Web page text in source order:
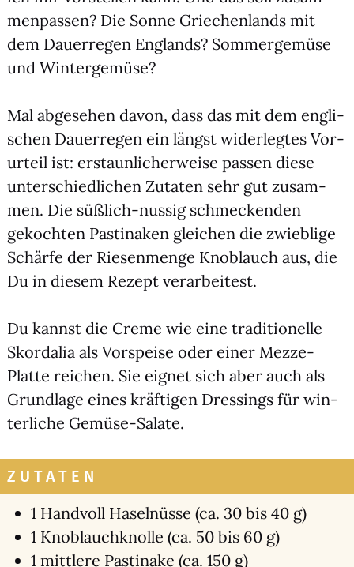
men­pas­sen? Die Son­ne Grie­chen­lands mit
dem Dau­er­re­gen Eng­lands? Som­mer­ge­mü­se
und Win­ter­ge­mü­se?
Mal abge­se­hen davon, dass das mit dem eng­li­
schen Dau­er­re­gen ein längst wider­leg­tes Vor­
ur­teil ist: erstaun­li­cher­wei­se pas­sen die­se
unter­schied­li­chen Zuta­ten sehr gut zusam­
men. Die süß­lich-nussig schme­cken­den
gekoch­ten Pas­ti­na­ken glei­chen die zwieb­li­ge
Schär­fe der Rie­sen­men­ge Knob­lauch aus, die
Du in die­sem Rezept ver­ar­bei­test.
Du kannst die Creme wie eine tra­di­tio­nel­le
Skord­a­lia als Vor­spei­se oder einer Mez­ze-
Plat­te rei­chen. Sie eig­net sich aber auch als
Grund­la­ge eines kräf­ti­gen Dres­sings für win­
ter­li­che Gemü­se-Sala­te.
ZUTATEN
1 Hand­voll Hasel­nüs­se (ca. 30 bis 40 g)
1 Knob­lauch­knol­le (ca. 50 bis 60 g)
1 mitt­le­re Pas­ti­na­ke (ca. 150 g)